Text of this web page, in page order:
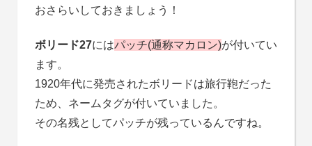
おさらいしておきましょう！
ボリード27にはパッチ(通称マカロン)が付いてい
ます。
1920年代に発売されたボリードは旅行鞄だった
ため、ネームタグが付いていました。
その名残としてパッチが残っているんですね。